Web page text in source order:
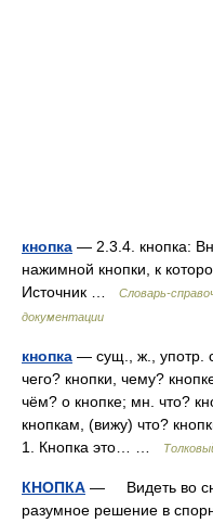
кнопка — 2.3.4. кнопка:
нажимной кнопки, к
Источник …
Словарь-
документации
кнопка — сущ., ж., употр.
чего? кнопки, чему?
чём? о кнопке; мн. что?
кнопкам, (вижу) что?
1. Кнопка это… …
КНОПКА — Видеть во
разумное решение в